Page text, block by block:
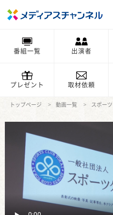
番組一覧 出演者
プレゼント 取材依頼
トップページ 動画一覧 スポー